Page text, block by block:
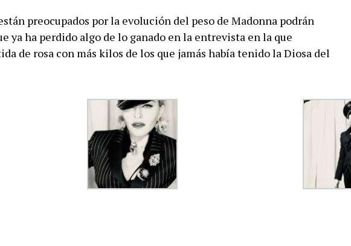
preocupados por la evolución del peso de Madonna podrán
ya ha perdido algo de lo ganado en la entrevista en la que
de rosa con más kilos de los que jamás había tenido la Diosa del